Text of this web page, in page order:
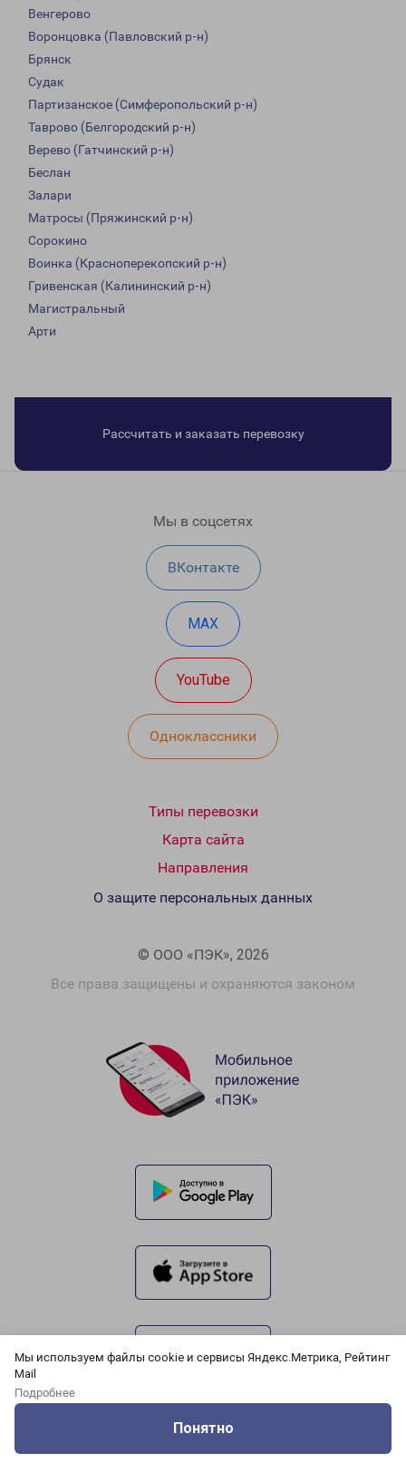
Мы используем файлы cookie и сервисы Яндекс.Метрика, Рейтинг
Mail
Подробнее
Понятно
Венгерово
Воронцовка (Павловский р-н)
Брянск
Судак
Партизанское (Симферопольский р-н)
Таврово (Белгородский р-н)
Верево (Гатчинский р-н)
Беслан
Залари
Матросы (Пряжинский р-н)
Сорокино
Воинка (Красноперекопский р-н)
Гривенская (Калининский р-н)
Магистральный
Арти
Рассчитать и заказать перевозку
Мы в соцсетях
ВКонтакте
MAX
YouTube
Одноклассники
Типы перевозки
Карта сайта
Направления
© ООО «ПЭК», 2026
Все права защищены и охраняются законом
О защите персональных данных